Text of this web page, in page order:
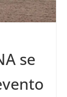
se